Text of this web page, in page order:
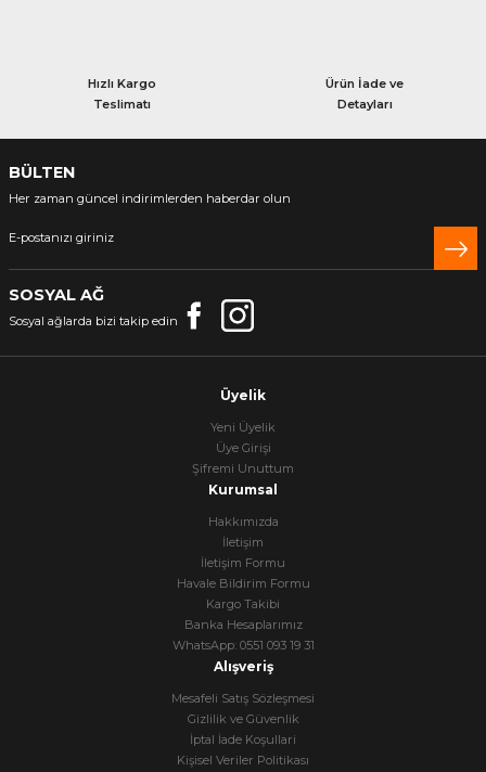
Hızlı Kargo
Teslimatı
Ürün İade ve
Detayları
BÜLTEN
Her zaman güncel indirimlerden haberdar olun
SOSYAL AĞ
Sosyal ağlarda bizi takip edin
Üyelik
Yeni Üyelik
Üye Girişi
Şifremi Unuttum
Kurumsal
Hakkımızda
İletişim
İletişim Formu
Havale Bildirim Formu
Kargo Takibi
Banka Hesaplarımız
WhatsApp: 0551 093 19 31
Alışveriş
Mesafeli Satış Sözleşmesi
Gizlilik ve Güvenlik
İptal İade Koşullari
Kişisel Veriler Politikası